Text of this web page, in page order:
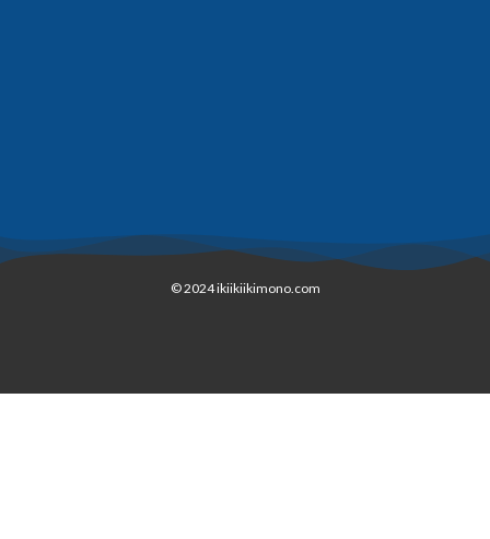
© 2024 ikiikiikimono.com